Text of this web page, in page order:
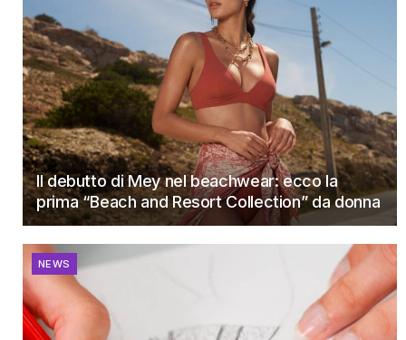
Il debutto di Mey nel beachwear: ecco la
prima “Beach and Resort Collection” da donna
NEWS